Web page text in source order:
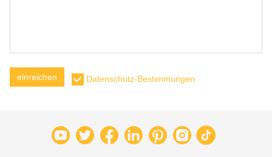
einreichen Datenschutz-Bestimmungen